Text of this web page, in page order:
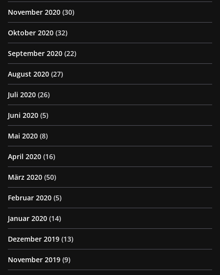
November 2020 (30)
Oktober 2020 (32)
September 2020 (22)
August 2020 (27)
Juli 2020 (26)
Juni 2020 (5)
Mai 2020 (8)
April 2020 (16)
März 2020 (50)
Februar 2020 (5)
Januar 2020 (14)
Dezember 2019 (13)
November 2019 (9)